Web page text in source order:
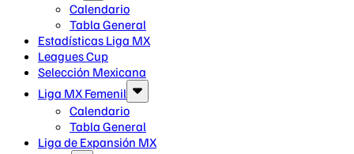
Calendario
Tabla General
Estadísticas Liga MX
Leagues Cup
Selección Mexicana
Liga MX Femenil
Calendario
Tabla General
Liga de Expansión MX